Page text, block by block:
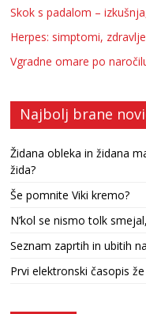
Skok s padalom –
Herpes: simptomi,
Vgradne omare po
Najbolj brane
Židana obleka in židana
žida?
Še pomnite Viki kremo?
N’kol se nismo tolk
Seznam zaprtih in ubitih
Prvi elektronski časopis